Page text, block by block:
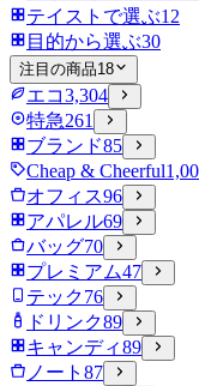
テイストで選ぶ12
目的から選ぶ30
注目の商品18
エコ3,304
特急261
ブランド85
Cheap & Cheerful
オフィス96
アパレル69
バッグ70
プレミアム47
テック76
ドリンク89
キャンディ89
ノート 87